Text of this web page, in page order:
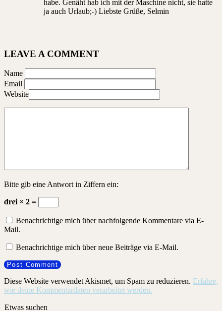
habe. Genäht hab ich mit der Maschine nicht, sie hatte
ja auch Urlaub;-) Liebste Grüße, Selmin
LEAVE A COMMENT
Name
Email
Website
Bitte gib eine Antwort in Ziffern ein:
drei × 2 =
Benachrichtige mich über nachfolgende Kommentare via E-
Mail.
Benachrichtige mich über neue Beiträge via E-Mail.
Diese Website verwendet Akismet, um Spam zu reduzieren. Erfahre,
wie deine Kommentardaten verarbeitet werden.
Etwas suchen